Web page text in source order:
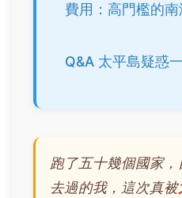
費用：高門檻的
Q&A 太平島疑惑
跑了五十幾個國家
去過的我，這次真被